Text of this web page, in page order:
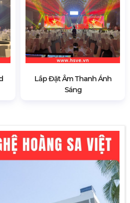
Lắp Đặt Âm Thanh Ánh
Sáng